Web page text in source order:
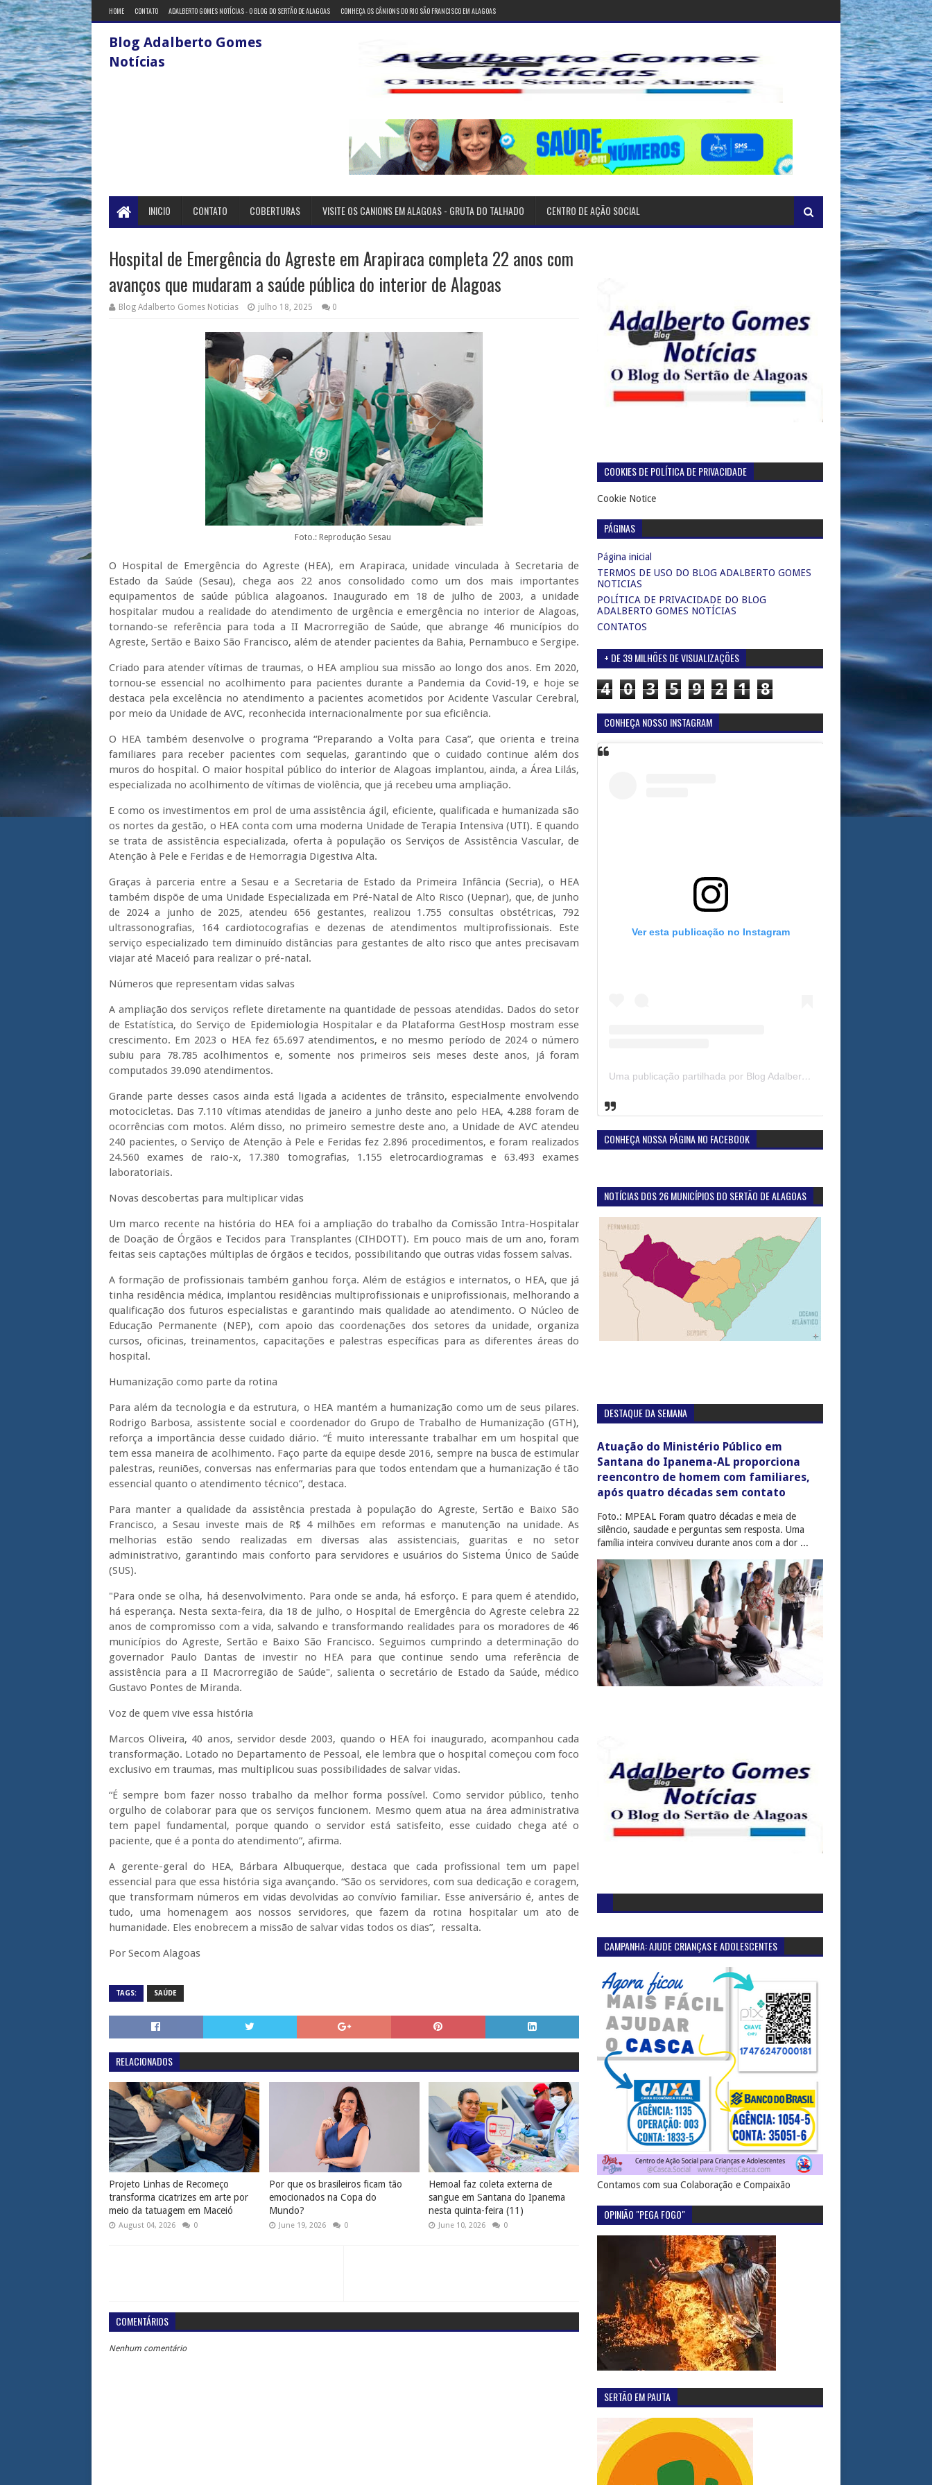
HOME CONTATO ADALBERTO GOMES NOTÍCIAS - O BLOG DO SERTÃO DE ALAGOAS CONHEÇA OS CÂNIONS DO RIO SÃO FRANCISCO EM ALAGOAS
Blog Adalberto Gomes
Notícias
INICIO CONTATO COBERTURAS VISITE OS CANIONS EM ALAGOAS - GRUTA DO TALHADO CENTRO DE AÇÃO SOCIAL
Hospital de Emergência do Agreste em Arapiraca completa 22 anos com
avanços que mudaram a saúde pública do interior de Alagoas
Blog Adalberto Gomes Noticias julho 18, 2025 0
Foto.: Reprodução Sesau
O Hospital de Emergência do Agreste (HEA), em Arapiraca, unidade vinculada à Secretaria de
Estado da Saúde (Sesau), chega aos 22 anos consolidado como um dos mais importantes
equipamentos de saúde pública alagoanos. Inaugurado em 18 de julho de 2003, a unidade
hospitalar mudou a realidade do atendimento de urgência e emergência no interior de Alagoas,
tornando-se referência para toda a II Macrorregião de Saúde, que abrange 46 municípios do
Agreste, Sertão e Baixo São Francisco, além de atender pacientes da Bahia, Pernambuco e Sergipe.
Criado para atender vítimas de traumas, o HEA ampliou sua missão ao longo dos anos. Em 2020,
tornou-se essencial no acolhimento para pacientes durante a Pandemia da Covid-19, e hoje se
destaca pela excelência no atendimento a pacientes acometidos por Acidente Vascular Cerebral,
por meio da Unidade de AVC, reconhecida internacionalmente por sua eficiência.
O HEA também desenvolve o programa “Preparando a Volta para Casa”, que orienta e treina
familiares para receber pacientes com sequelas, garantindo que o cuidado continue além dos
muros do hospital. O maior hospital público do interior de Alagoas implantou, ainda, a Área Lilás,
especializada no acolhimento de vítimas de violência, que já recebeu uma ampliação.
E como os investimentos em prol de uma assistência ágil, eficiente, qualificada e humanizada são
os nortes da gestão, o HEA conta com uma moderna Unidade de Terapia Intensiva (UTI). E quando
se trata de assistência especializada, oferta à população os Serviços de Assistência Vascular, de
Atenção à Pele e Feridas e de Hemorragia Digestiva Alta.
Graças à parceria entre a Sesau e a Secretaria de Estado da Primeira Infância (Secria), o HEA
também dispõe de uma Unidade Especializada em Pré-Natal de Alto Risco (Uepnar), que, de junho
de 2024 a junho de 2025, atendeu 656 gestantes, realizou 1.755 consultas obstétricas, 792
ultrassonografias, 164 cardiotocografias e dezenas de atendimentos multiprofissionais. Este
serviço especializado tem diminuído distâncias para gestantes de alto risco que antes precisavam
viajar até Maceió para realizar o pré-natal.
Números que representam vidas salvas
A ampliação dos serviços reflete diretamente na quantidade de pessoas atendidas. Dados do setor
de Estatística, do Serviço de Epidemiologia Hospitalar e da Plataforma GestHosp mostram esse
crescimento. Em 2023 o HEA fez 65.697 atendimentos, e no mesmo período de 2024 o número
subiu para 78.785 acolhimentos e, somente nos primeiros seis meses deste anos, já foram
computados 39.090 atendimentos.
Grande parte desses casos ainda está ligada a acidentes de trânsito, especialmente envolvendo
motocicletas. Das 7.110 vítimas atendidas de janeiro a junho deste ano pelo HEA, 4.288 foram de
ocorrências com motos. Além disso, no primeiro semestre deste ano, a Unidade de AVC atendeu
240 pacientes, o Serviço de Atenção à Pele e Feridas fez 2.896 procedimentos, e foram realizados
24.560 exames de raio-x, 17.380 tomografias, 1.155 eletrocardiogramas e 63.493 exames
laboratoriais.
Novas descobertas para multiplicar vidas
Um marco recente na história do HEA foi a ampliação do trabalho da Comissão Intra-Hospitalar
de Doação de Órgãos e Tecidos para Transplantes (CIHDOTT). Em pouco mais de um ano, foram
feitas seis captações múltiplas de órgãos e tecidos, possibilitando que outras vidas fossem salvas.
A formação de profissionais também ganhou força. Além de estágios e internatos, o HEA, que já
tinha residência médica, implantou residências multiprofissionais e uniprofissionais, melhorando a
qualificação dos futuros especialistas e garantindo mais qualidade ao atendimento. O Núcleo de
Educação Permanente (NEP), com apoio das coordenações dos setores da unidade, organiza
cursos, oficinas, treinamentos, capacitações e palestras específicas para as diferentes áreas do
hospital.
Humanização como parte da rotina
Para além da tecnologia e da estrutura, o HEA mantém a humanização como um de seus pilares.
Rodrigo Barbosa, assistente social e coordenador do Grupo de Trabalho de Humanização (GTH),
reforça a importância desse cuidado diário. “É muito interessante trabalhar em um hospital que
tem essa maneira de acolhimento. Faço parte da equipe desde 2016, sempre na busca de estimular
palestras, reuniões, conversas nas enfermarias para que todos entendam que a humanização é tão
essencial quanto o atendimento técnico”, destaca.
Para manter a qualidade da assistência prestada à população do Agreste, Sertão e Baixo São
Francisco, a Sesau investe mais de R$ 4 milhões em reformas e manutenção na unidade. As
melhorias estão sendo realizadas em diversas alas assistenciais, guaritas e no setor
administrativo, garantindo mais conforto para servidores e usuários do Sistema Único de Saúde
(SUS).
"Para onde se olha, há desenvolvimento. Para onde se anda, há esforço. E para quem é atendido,
há esperança. Nesta sexta-feira, dia 18 de julho, o Hospital de Emergência do Agreste celebra 22
anos de compromisso com a vida, salvando e transformando realidades para os moradores de 46
municípios do Agreste, Sertão e Baixo São Francisco. Seguimos cumprindo a determinação do
governador Paulo Dantas de investir no HEA para que continue sendo uma referência de
assistência para a II Macrorregião de Saúde", salienta o secretário de Estado da Saúde, médico
Gustavo Pontes de Miranda.
Voz de quem vive essa história
Marcos Oliveira, 40 anos, servidor desde 2003, quando o HEA foi inaugurado, acompanhou cada
transformação. Lotado no Departamento de Pessoal, ele lembra que o hospital começou com foco
exclusivo em traumas, mas multiplicou suas possibilidades de salvar vidas.
“É sempre bom fazer nosso trabalho da melhor forma possível. Como servidor público, tenho
orgulho de colaborar para que os serviços funcionem. Mesmo quem atua na área administrativa
tem papel fundamental, porque quando o servidor está satisfeito, esse cuidado chega até o
paciente, que é a ponta do atendimento”, afirma.
A gerente-geral do HEA, Bárbara Albuquerque, destaca que cada profissional tem um papel
essencial para que essa história siga avançando. “São os servidores, com sua dedicação e coragem,
que transformam números em vidas devolvidas ao convívio familiar. Esse aniversário é, antes de
tudo, uma homenagem aos nossos servidores, que fazem da rotina hospitalar um ato de
humanidade. Eles enobrecem a missão de salvar vidas todos os dias”, ressalta.
Por Secom Alagoas
TAGS: SAÚDE
RELACIONADOS
Projeto Linhas de Recomeço
transforma cicatrizes em arte por
meio da tatuagem em Maceió
August 04, 2026 0
Por que os brasileiros ficam tão
emocionados na Copa do
Mundo?
June 19, 2026 0
Hemoal faz coleta externa de
sangue em Santana do Ipanema
nesta quinta-feira (11)
June 10, 2026 0
COMENTÁRIOS
Nenhum comentário
COOKIES DE POLÍTICA DE PRIVACIDADE
Cookie Notice
PÁGINAS
Página inicial
TERMOS DE USO DO BLOG ADALBERTO GOMES
NOTICIAS
POLÍTICA DE PRIVACIDADE DO BLOG
ADALBERTO GOMES NOTÍCIAS
CONTATOS
+ DE 39 MILHÕES DE VISUALIZAÇÕES
4 0 3 5 9 2 1 8
CONHEÇA NOSSO INSTAGRAM
Ver esta publicação no Instagram
Uma publicação partilhada por Blog Adalberto Gomes Noticias (@blogadalbertogomesnoticiass)
CONHEÇA NOSSA PÁGINA NO FACEBOOK
NOTÍCIAS DOS 26 MUNICÍPIOS DO SERTÃO DE ALAGOAS
DESTAQUE DA SEMANA
Atuação do Ministério Público em
Santana do Ipanema-AL proporciona
reencontro de homem com familiares,
após quatro décadas sem contato
Foto.: MPEAL Foram quatro décadas e meia de
silêncio, saudade e perguntas sem resposta. Uma
família inteira conviveu durante anos com a dor ...
CAMPANHA: AJUDE CRIANÇAS E ADOLESCENTES
Contamos com sua Colaboração e Compaixão
OPINIÃO "PEGA FOGO"
SERTÃO EM PAUTA